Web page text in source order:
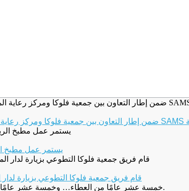
يستمر عمل مطبخ
قام فريق جمعية فلوكا التطوعي بزيارة